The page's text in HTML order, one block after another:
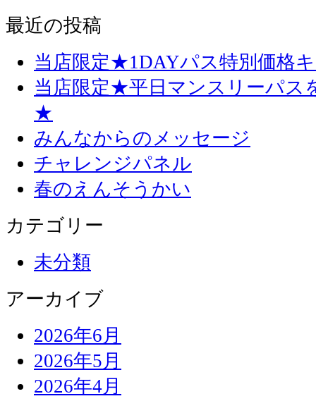
最近の投稿
当店限定★1DAYパス特別価格
当店限定★平日マンスリーパス
★
みんなからのメッセージ
チャレンジパネル
春のえんそうかい
カテゴリー
未分類
アーカイブ
2026年6月
2026年5月
2026年4月